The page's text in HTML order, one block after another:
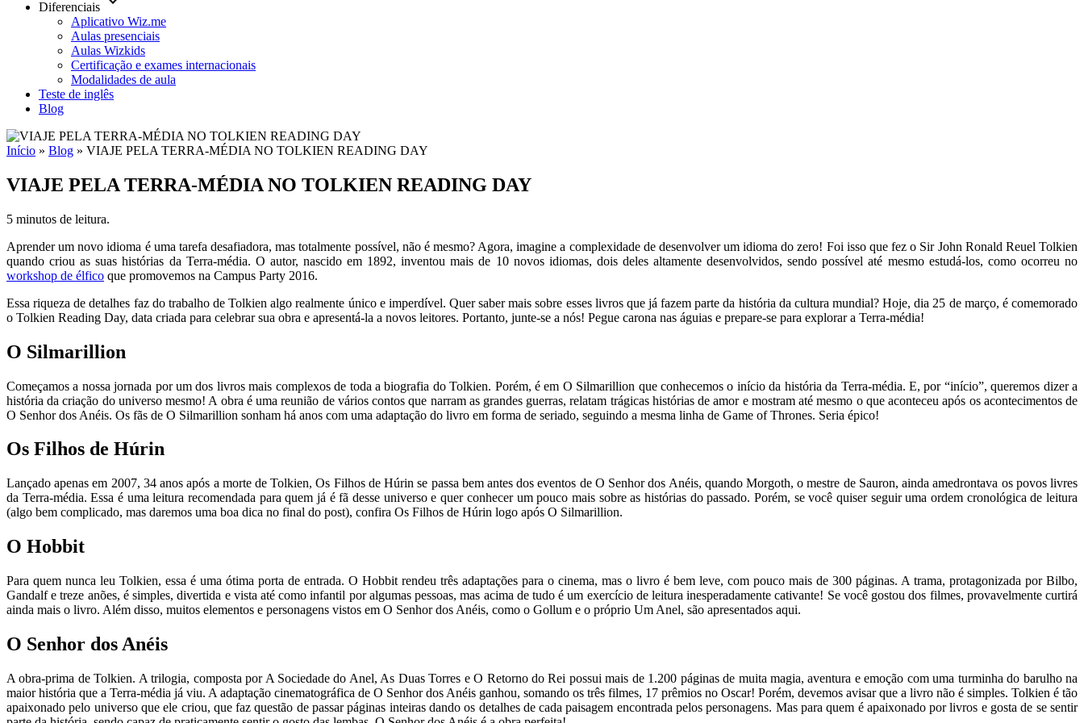
Diferenciais
Aplicativo Wiz.me
Aulas presenciais
Aulas Wizkids
Certificação e exames internacionais
Modalidades de aula
Teste de inglês
Blog
Início » Blog » VIAJE PELA TERRA-MÉDIA NO TOLKIEN READING DAY
VIAJE PELA TERRA-MÉDIA NO TOLKIEN READING DAY
5 minutos de leitura.
Aprender um novo idioma é uma tarefa desafiadora, mas totalmente possível, não é mesmo? Agora, imagine a complexidade de desenvolver um idioma do zero! Foi isso que fez o Sir John Ronald Reuel Tolkien
quando criou as suas histórias da Terra-média. O autor, nascido em 1892, inventou mais de 10 novos idiomas, dois deles altamente desenvolvidos, sendo possível até mesmo estudá-los, como ocorreu no
workshop de élfico que promovemos na Campus Party 2016.
Essa riqueza de detalhes faz do trabalho de Tolkien algo realmente único e imperdível. Quer saber mais sobre esses livros que já fazem parte da história da cultura mundial? Hoje, dia 25 de março, é comemorado
o Tolkien Reading Day, data criada para celebrar sua obra e apresentá-la a novos leitores. Portanto, junte-se a nós! Pegue carona nas águias e prepare-se para explorar a Terra-média!
O Silmarillion
Começamos a nossa jornada por um dos livros mais complexos de toda a biografia do Tolkien. Porém, é em O Silmarillion que conhecemos o início da história da Terra-média. E, por “início”, queremos dizer a
história da criação do universo mesmo! A obra é uma reunião de vários contos que narram as grandes guerras, relatam trágicas histórias de amor e mostram até mesmo o que aconteceu após os acontecimentos de
O Senhor dos Anéis. Os fãs de O Silmarillion sonham há anos com uma adaptação do livro em forma de seriado, seguindo a mesma linha de Game of Thrones. Seria épico!
Os Filhos de Húrin
Lançado apenas em 2007, 34 anos após a morte de Tolkien, Os Filhos de Húrin se passa bem antes dos eventos de O Senhor dos Anéis, quando Morgoth, o mestre de Sauron, ainda amedrontava os povos livres
da Terra-média. Essa é uma leitura recomendada para quem já é fã desse universo e quer conhecer um pouco mais sobre as histórias do passado. Porém, se você quiser seguir uma ordem cronológica de leitura
(algo bem complicado, mas daremos uma boa dica no final do post), confira Os Filhos de Húrin logo após O Silmarillion.
O Hobbit
Para quem nunca leu Tolkien, essa é uma ótima porta de entrada. O Hobbit rendeu três adaptações para o cinema, mas o livro é bem leve, com pouco mais de 300 páginas. A trama, protagonizada por Bilbo,
Gandalf e treze anões, é simples, divertida e vista até como infantil por algumas pessoas, mas acima de tudo é um exercício de leitura inesperadamente cativante! Se você gostou dos filmes, provavelmente curtirá
ainda mais o livro. Além disso, muitos elementos e personagens vistos em O Senhor dos Anéis, como o Gollum e o próprio Um Anel, são apresentados aqui.
O Senhor dos Anéis
A obra-prima de Tolkien. A trilogia, composta por A Sociedade do Anel, As Duas Torres e O Retorno do Rei possui mais de 1.200 páginas de muita magia, aventura e emoção com uma turminha do barulho na
maior história que a Terra-média já viu. A adaptação cinematográfica de O Senhor dos Anéis ganhou, somando os três filmes, 17 prêmios no Oscar! Porém, devemos avisar que a livro não é simples. Tolkien é tão
apaixonado pelo universo que ele criou, que faz questão de passar páginas inteiras dando os detalhes de cada paisagem encontrada pelos personagens. Mas para quem é apaixonado por livros e gosta de se sentir